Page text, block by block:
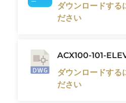
ダウンロードする
ださい
ACX100-101-
ダウンロードする
ださい